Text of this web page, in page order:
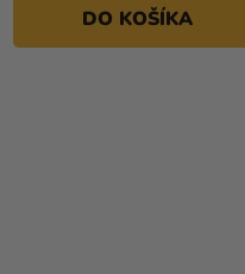
DO KOŠÍKA